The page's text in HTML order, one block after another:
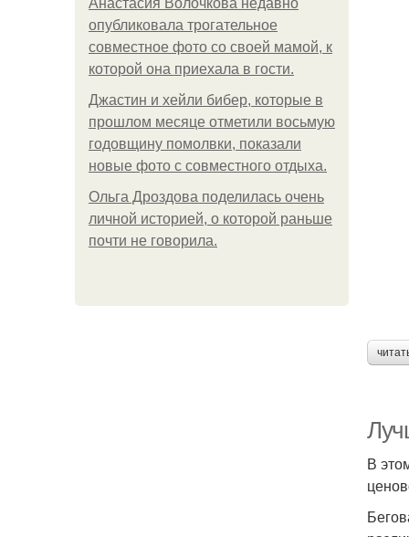
Анастасия Волочкова недавно
опубликовала трогательное
совместное фото со своей мамой, к
которой она приехала в гости.
Джастин и хейли бибер, которые в
прошлом месяце отметили восьмую
годовщину помолвки, показали
новые фото с совместного отдыха.
Ольга Дроздова поделилась очень
личной историей, о которой раньше
почти не говорила.
В